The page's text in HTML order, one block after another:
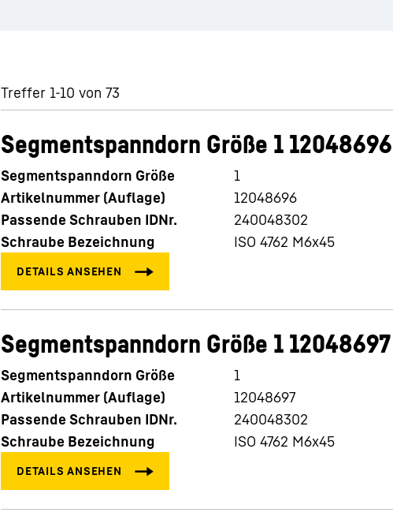
Treffer 1-10 von 73
Segmentspanndorn Größe 1 12048696
Segmentspanndorn Größe
1
Artikelnummer (Auflage)
12048696
Passende Schrauben IDNr.
240048302
Schraube Bezeichnung
ISO 4762 M6x45
Segmentspanndorn Größe 1 12048697
Segmentspanndorn Größe
1
Artikelnummer (Auflage)
12048697
Passende Schrauben IDNr.
240048302
Schraube Bezeichnung
ISO 4762 M6x45